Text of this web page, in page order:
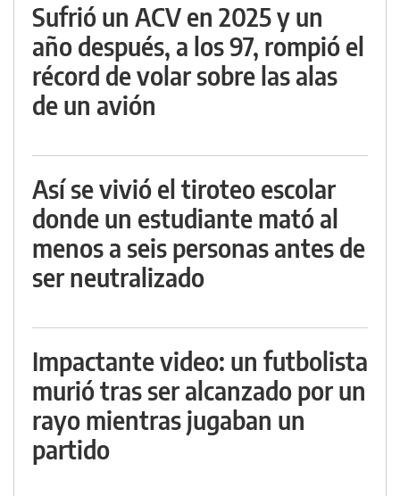
Sufrió un ACV en 2025 y un
año después, a los 97, rompió el
récord de volar sobre las alas
de un avión
Así se vivió el tiroteo escolar
donde un estudiante mató al
menos a seis personas antes de
ser neutralizado
Impactante video: un futbolista
murió tras ser alcanzado por un
rayo mientras jugaban un
partido